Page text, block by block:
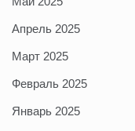
Апрель 2025
Март 2025
Февраль 2025
Январь 2025